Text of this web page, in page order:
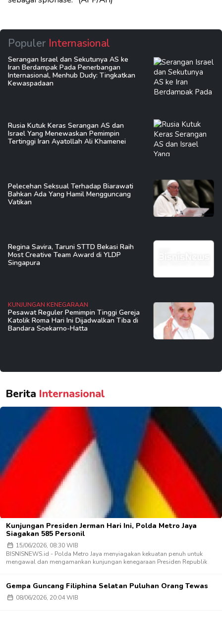
Populer Internasional
Serangan Israel dan Sekutunya AS ke
Iran Berdampak Pada Penerbangan
Internasional, Menhub Dudy: Tingkatkan
Kewaspadaan
Rusia Kutuk Keras Serangan AS dan
Israel Yang Menewaskan Pemimpin
Tertinggi Iran Ayatollah Ali Khamenei
Pelecehan Seksual Terhadap Biarawati
Bahkan Ada Yang Hamil Mengguncang
Vatikan
Regina Savira, Taruni STTD Bekasi Raih
Most Creative Team Award di YLDP
Singapura
KUNJUNGAN KENEGARAAN
Pesawat Reguler Pemimpin Tinggi Gereja
Katolik Roma Hari Ini Dijadwalkan Tiba di
Bandara Soekarno-Hatta
Berita Internasional
Kunjungan Presiden Jerman Hari Ini, Polda Metro Jaya
Siagakan 585 Personil
15/06/2026, 08:30 WIB
BISNISNEWS.id - Polda Metro Jaya menyiagakan kekuatan penuh untuk
mengawal dan mengamankan kunjungan kenegaraan Presiden Republik
Gempa Guncang Filiphina Selatan Puluhan Orang Tewas
08/06/2026, 20:04 WIB